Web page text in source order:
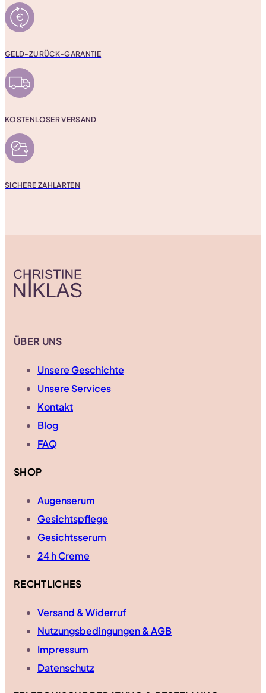
GELD-ZURÜCK-GARANTIE
KOSTENLOSER VERSAND
SICHERE ZAHLARTEN
ÜBER UNS
Unsere Geschichte
Unsere Services
Kontakt
Blog
FAQ
SHOP
Augenserum
Gesichtspflege
Gesichtsserum
24 h Creme
RECHTLICHES
Versand & Widerruf
Nutzungsbedingungen & AGB
Impressum
Datenschutz